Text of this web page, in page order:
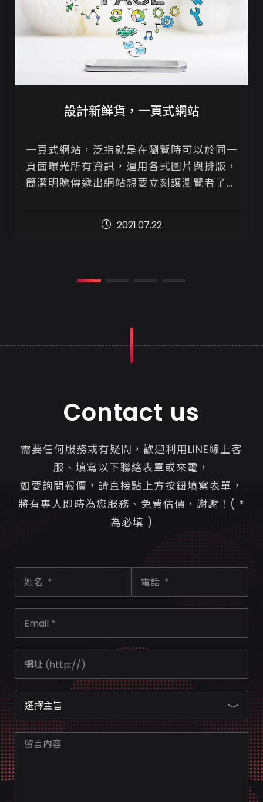
設計新鮮貨，一頁式網站
一頁式網站，泛指就是在瀏覽時可以於同一
頁面曝光所有資訊，運用各式圖片與排版，
簡潔明瞭傳遞出網站想要立刻讓瀏覽者了解
式，針對主打商品，快速累積銷售量。
2021.07.22
Contact us
需要任何服務或有疑問，歡迎利用LINE線上客
服、填寫以下聯絡表單或來電，
如要詢問報價，請直接點上方按鈕填寫表單，
將有專人即時為您服務、免費估價，謝謝！( *
為必填 )